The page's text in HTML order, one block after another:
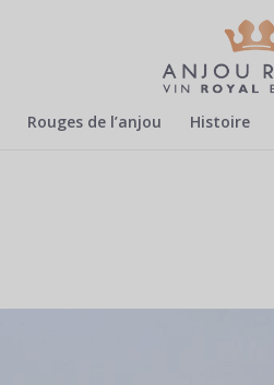
Rouges de l’anjou Histoire